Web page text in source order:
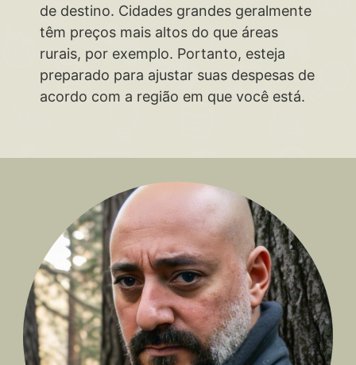
de destino. Cidades grandes geralmente
têm preços mais altos do que áreas
rurais, por exemplo. Portanto, esteja
preparado para ajustar suas despesas de
acordo com a região em que você está.